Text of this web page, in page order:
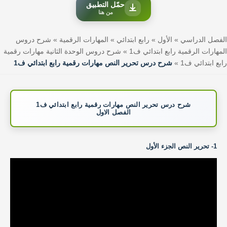
حمّل التطبيق
من هنا
الفصل الدراسي » الأول » رابع ابتدائي » المهارات الرقمية » شرح دروس
المهارات الرقمية رابع ابتدائي ف1
» شرح دروس الوحدة الثانية مهارات رقمية
رابع ابتدائي ف1
» شرح درس تحرير النص مهارات رقمية رابع ابتدائي ف1
شرح درس تحرير النص مهارات رقمية رابع ابتدائي ف1
الفصل الاول
1- تحرير النص الجزء الأول